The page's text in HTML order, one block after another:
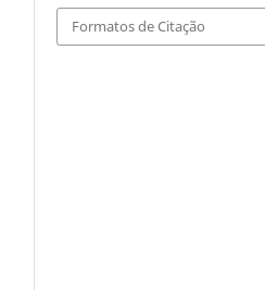
Formatos de Citação